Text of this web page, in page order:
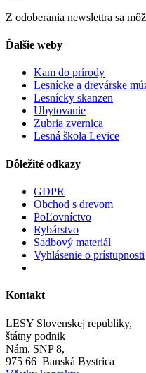
Z odoberania newslettra sa
Ďalšie weby
Kam do prírody
Lesnícke a drevárske
Lesnícky skanzen
Ubytovanie
Zubria zvernica
Lesná škola Levice
Dôležité odkazy
GDPR
Obchod s drevom
PoĽovníctvo
Rybárstvo
Sadbový materiál
Vyhlásenie o prístupnosti
Kontakt
LESY Slovenskej republiky,
štátny podnik
Nám. SNP 8,
975 66 Banská Bystrica